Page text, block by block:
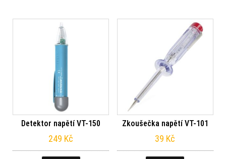
Detektor napětí VT-150
249 Kč
Zkoušečka napětí VT-101
39 Kč